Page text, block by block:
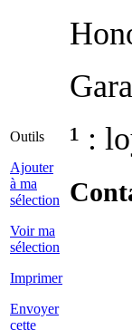
Outils
Ajouter
à ma
sélection
Voir ma
sélection
Imprimer
Envoyer
cette
¹ :